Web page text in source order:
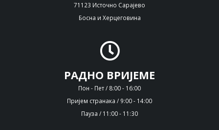
71123 Источно Сарајево
Босна и Херцеговина
РАДНО ВРИЈЕМЕ
Пон - Пет / 8:00 - 16:00
Пријем странака / 9:00 - 14:00
Пауза / 11:00 - 11:30